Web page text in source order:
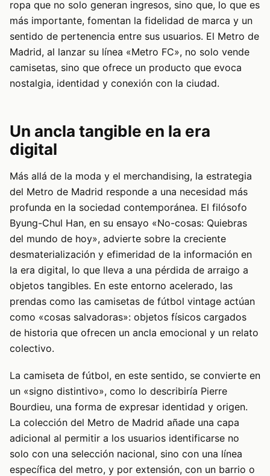
ropa que no solo generan ingresos, sino que, lo que es
más importante, fomentan la fidelidad de marca y un
sentido de pertenencia entre sus usuarios. El Metro de
Madrid, al lanzar su línea «Metro FC», no solo vende
camisetas, sino que ofrece un producto que evoca
nostalgia, identidad y conexión con la ciudad.
Un ancla tangible en la era
digital
Más allá de la moda y el merchandising, la estrategia
del Metro de Madrid responde a una necesidad más
profunda en la sociedad contemporánea. El filósofo
Byung-Chul Han, en su ensayo «No-cosas: Quiebras
del mundo de hoy», advierte sobre la creciente
desmaterialización y efimeridad de la información en
la era digital, lo que lleva a una pérdida de arraigo a
objetos tangibles. En este entorno acelerado, las
prendas como las camisetas de fútbol vintage actúan
como «cosas salvadoras»: objetos físicos cargados
de historia que ofrecen un ancla emocional y un relato
colectivo.
La camiseta de fútbol, en este sentido, se convierte en
un «signo distintivo», como lo describiría Pierre
Bourdieu, una forma de expresar identidad y origen.
La colección del Metro de Madrid añade una capa
adicional al permitir a los usuarios identificarse no
solo con una selección nacional, sino con una línea
específica del metro, y por extensión, con un barrio o